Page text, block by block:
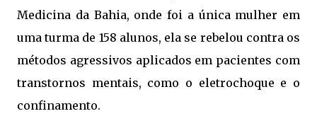
Medicina da Bahia, onde foi a única mulher em
uma turma de 158 alunos, ela se rebelou contra os
métodos agressivos aplicados em pacientes com
transtornos mentais, como o eletrochoque e o
confinamento.